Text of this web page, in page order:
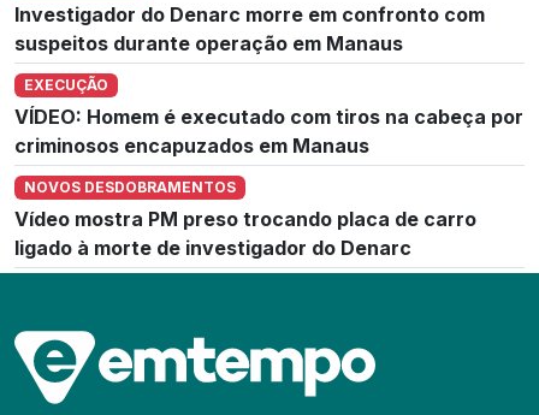
Investigador do Denarc morre em confronto com
suspeitos durante operação em Manaus
EXECUÇÃO
VÍDEO: Homem é executado com tiros na cabeça por
criminosos encapuzados em Manaus
NOVOS DESDOBRAMENTOS
Vídeo mostra PM preso trocando placa de carro
ligado à morte de investigador do Denarc